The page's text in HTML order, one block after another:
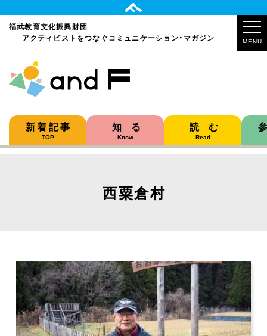
福武教育文化振興財団
アクティビストをつなぐコミュニケーション・マガジン MENU
新着記事
TOP
知る
Know
読む
Read
西粟倉村